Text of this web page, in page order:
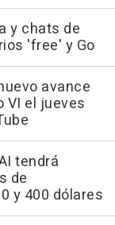
y chats de
'free' y Go
avance
VI el jueves
tendrá
de
y 400 dólares